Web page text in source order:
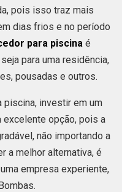
pois isso traz mais
dias frios e no período
para piscinaé
para uma residência,
pousadas e outros.
piscina, investir em um
excelente opção, pois a
não importando a
a melhor alternativa, é
empresa experiente,